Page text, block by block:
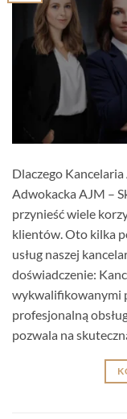
Dlaczego
Adwokacka AJM –
przynieść wiele
klientów. Oto kilka
usług naszej
doświadczenie:
wykwalifikowanymi
profesjonalną
pozwala na